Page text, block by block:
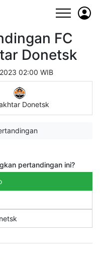
FC
Donetsk
02:00 WIB
Donetsk
pertandingan ini?